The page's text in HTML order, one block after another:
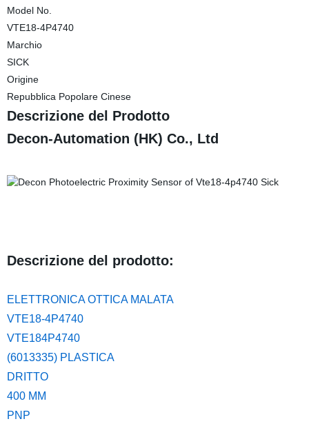
Model No.
VTE18-4P4740
Marchio
SICK
Origine
Repubblica Popolare Cinese
Descrizione del Prodotto
Decon-Automation (HK) Co., Ltd
Descrizione del prodotto:
ELETTRONICA OTTICA MALATA
VTE18-4P4740
VTE184P4740
(6013335) PLASTICA
DRITTO
400 MM
PNP